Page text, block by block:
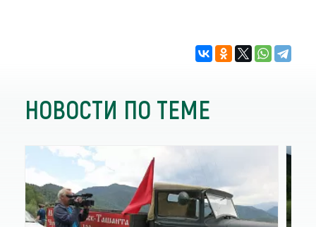
НОВОСТИ ПО ТЕМЕ